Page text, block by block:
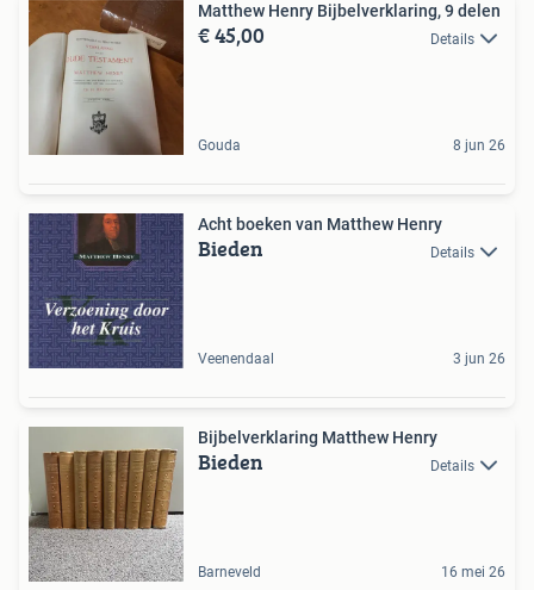
Matthew Henry Bijbelverklaring, 9 delen
€ 45,00 Details
Gouda 8 jun 26
Acht boeken van Matthew Henry
Bieden Details
Veenendaal 3 jun 26
Bijbelverklaring Matthew Henry
Bieden Details
Barneveld 16 mei 26